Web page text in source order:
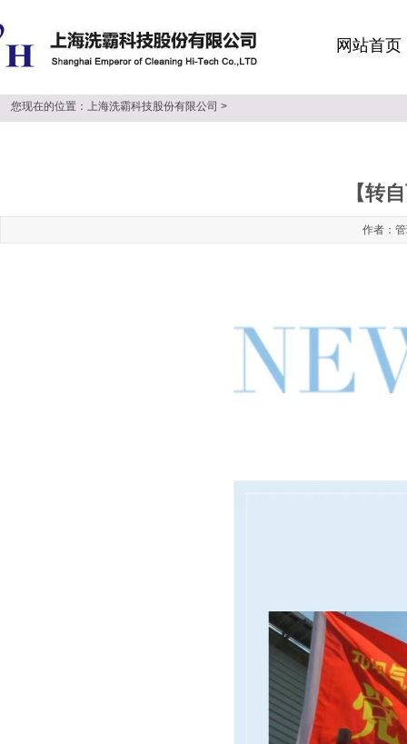
网站首页
【转
作者：
您现在的位置： 上海洗霸科技股份有限公司 >